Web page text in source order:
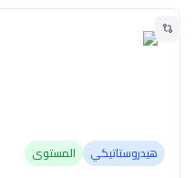
هيدروستاتيكي المستوى